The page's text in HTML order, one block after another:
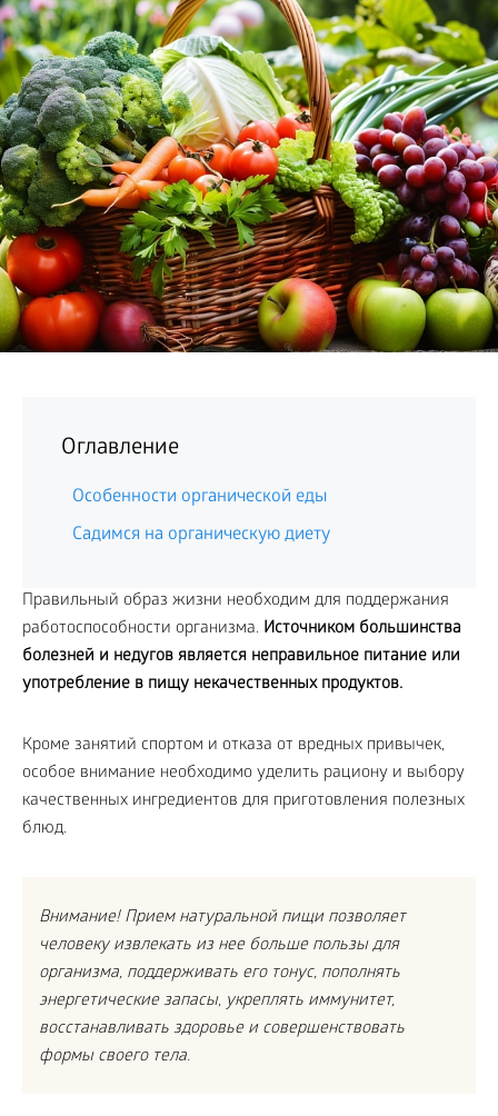
Оглавление
Особенности органической еды
Садимся на органическую диету
Правильный образ жизни необходим для поддержания
работоспособности организма. Источником большинства
болезней и недугов является неправильное питание или
употребление в пищу некачественных продуктов.
Кроме занятий спортом и отказа от вредных привычек,
особое внимание необходимо уделить рациону и выбору
качественных ингредиентов для приготовления полезных
блюд.
Внимание! Прием натуральной пищи позволяет
человеку извлекать из нее больше пользы для
организма, поддерживать его тонус, пополнять
энергетические запасы, укреплять иммунитет,
восстанавливать здоровье и совершенствовать
формы своего тела.